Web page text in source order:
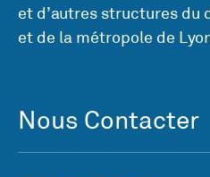
et d’autres structures du
et de la métropole de
Nous Contacter